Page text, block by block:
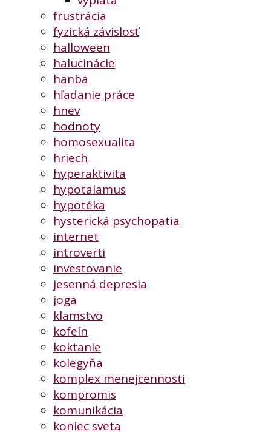
frustrácia
fyzická závislosť
halloween
halucinácie
hanba
hľadanie práce
hnev
hodnoty
homosexualita
hriech
hyperaktivita
hypotalamus
hypotéka
hysterická psychopatia
internet
introverti
investovanie
jesenná depresia
joga
klamstvo
kofeín
koktanie
kolegyňa
komplex menejcennosti
kompromis
komunikácia
koniec sveta